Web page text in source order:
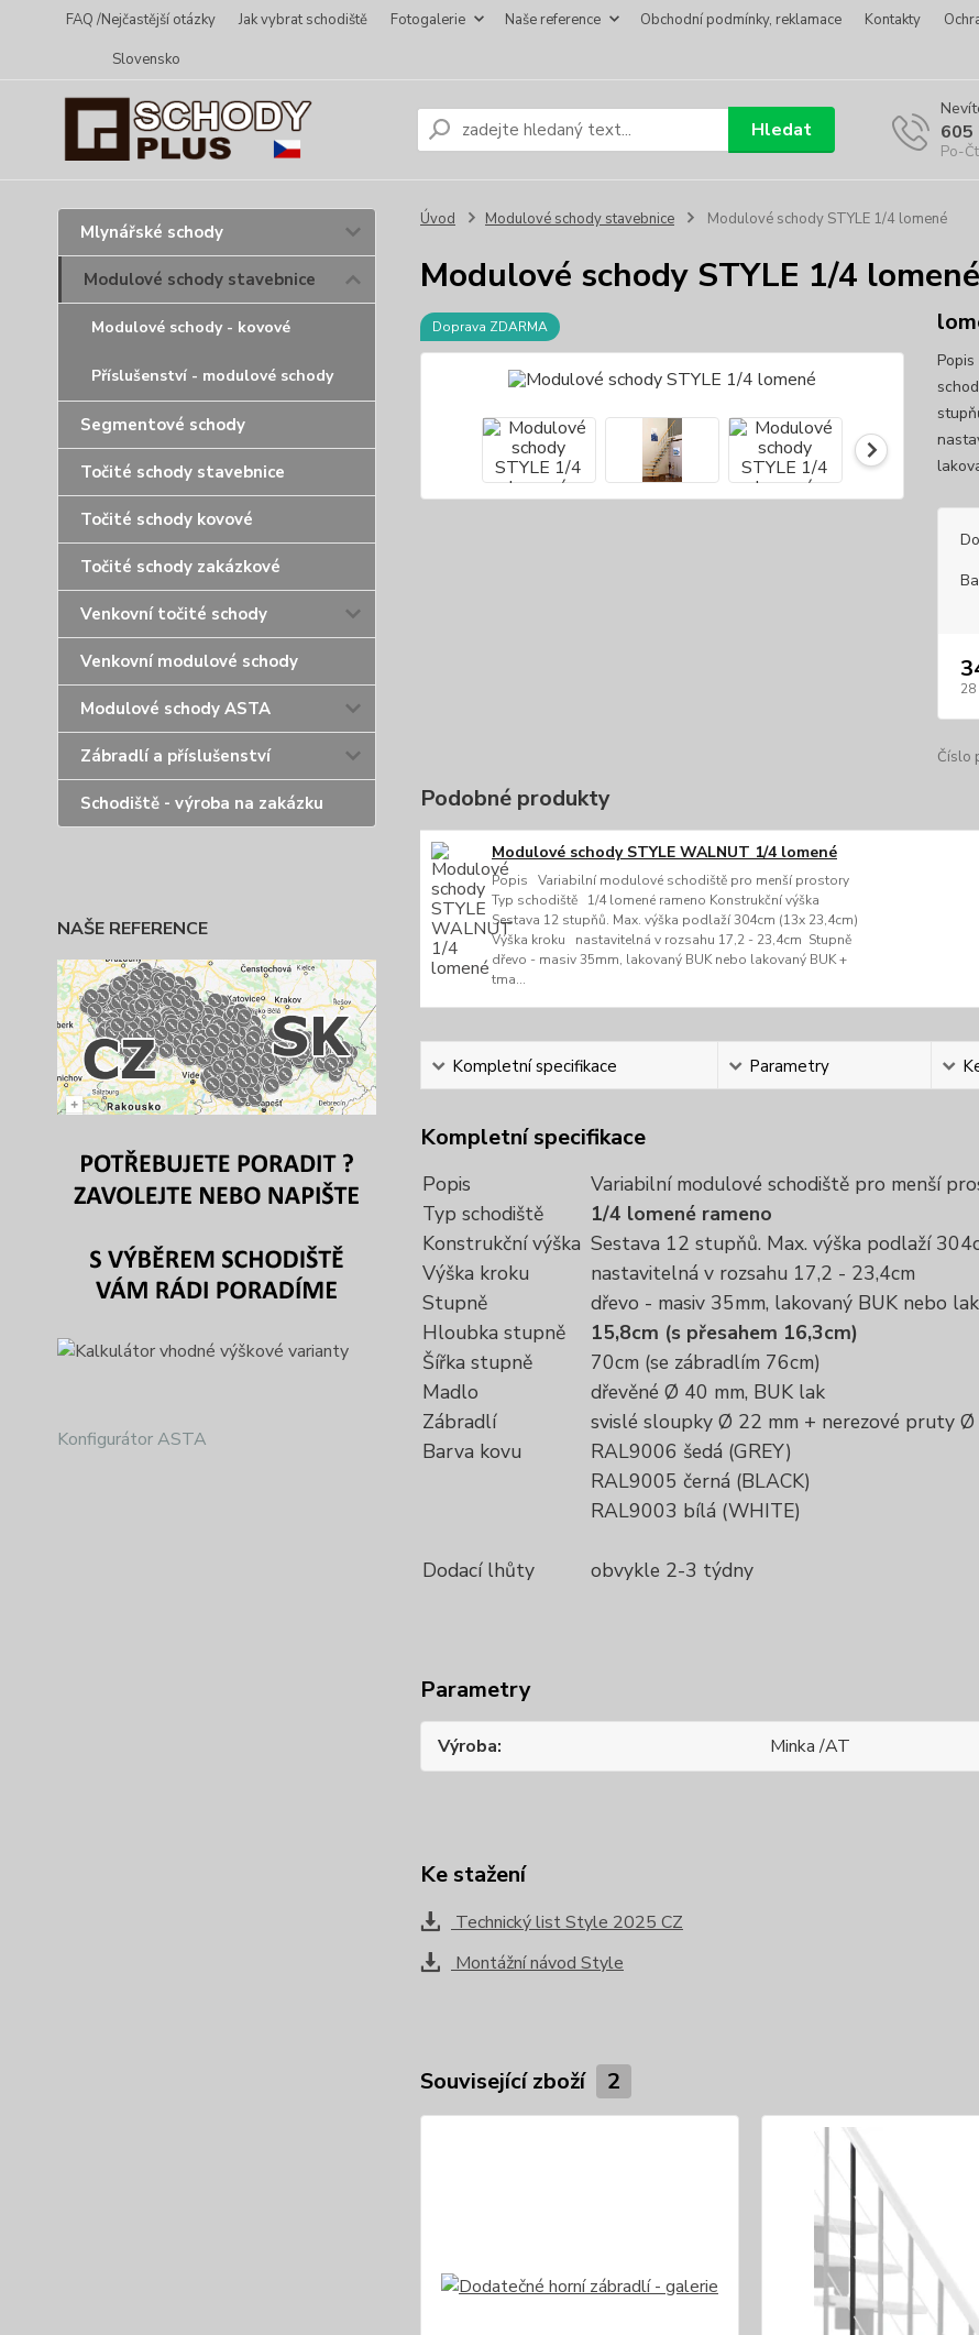
FAQ /Nejčastější otázky Jak vybrat schodiště Fotogalerie Naše reference Obchodní podmínky, reklamace Kontakty
Slovensko
Hledat 605
Po-
Mlynářské schody
Modulové schody stavebnice
Modulové schody - kovové
Příslušenství - modulové schody
Segmentové schody
Točité schody stavebnice
Točité schody kovové
Točité schody zakázkové
Venkovní točité schody
Venkovní modulové schody
Modulové schody ASTA
Zábradlí a příslušenství
Schodiště - výroba na zakázku
NAŠE REFERENCE
Konfigurátor ASTA
Úvod Modulové schody stavebnice Modulové schody STYLE 1/4 lomené
Modulové schody STYLE 1/4 lomené
Doprava ZDARMA
28
Číslo
Podobné produkty
Modulové schody STYLE WALNUT 1/4 lomené
Popis Variabilní modulové schodiště pro menší prostory
Typ schodiště 1/4 lomené rameno Konstrukční výška
Sestava 12 stupňů. Max. výška podlaží 304cm (13x 23,4cm)
Výška kroku nastavitelná v rozsahu 17,2 - 23,4cm Stupně
dřevo - masiv 35mm, lakovaný BUK nebo lakovaný BUK +
tma...
Kompletní specifikace Parametry
Kompletní specifikace
Popis
Variabilní modulové schodiště pro menší
Typ schodiště
1/4 lomené rameno
Konstrukční výška Sestava 12 stupňů. Max. výška podlaží
Výška kroku
nastavitelná v rozsahu 17,2 - 23,4cm
Stupně
dřevo - masiv 35mm, lakovaný BUK nebo
Hloubka stupně
15,8cm (s přesahem 16,3cm)
Šířka stupně
70cm (se zábradlím 76cm)
Madlo
dřevěné Ø 40 mm, BUK lak
Zábradlí
svislé sloupky Ø 22 mm + nerezové pruty Ø
Barva kovu
RAL9006 šedá (GREY)
RAL9005 černá (BLACK)
RAL9003 bílá (WHITE)
Dodací lhůty obvykle 2-3 týdny
Parametry
Výroba Minka /AT
Ke stažení
Technický list Style 2025 CZ
Montážní návod Style
Související zboží 2